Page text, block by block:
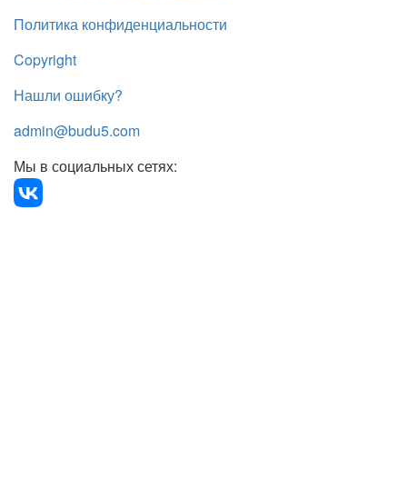
Политика конфиденциальности
Copyright
Нашли ошибку?
admin@budu5.com
Мы в социальных сетях: